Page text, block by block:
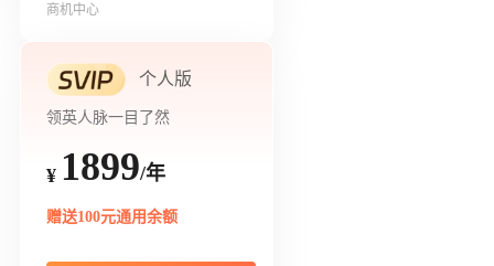
商机中心
个人版
领英人脉一目了然
¥ 1899/年
赠送100元通用余额